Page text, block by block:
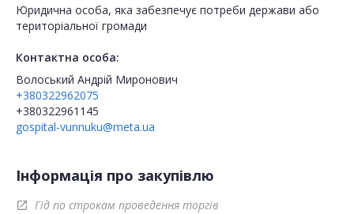
Юридична особа, яка забезпечує потреби держави або
територіальної громади
Контактна особа:
Волоський Андрій Миронович
+380322962075
+380322961145
gospital-vunnuku@meta.ua
Інформація про закупівлю
open_in_new Гід по строкам проведення торгів